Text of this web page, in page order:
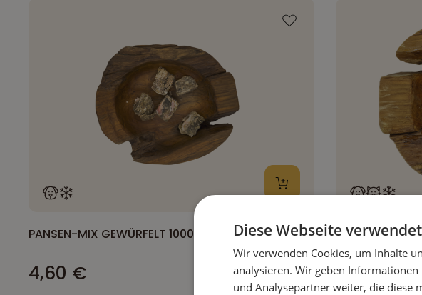
PANSEN-MIX GEWÜRFELT 1000G
4,60 €
RINDMENÜ DER
5,70 €
Diese Webseite
Wir verwenden Cookies, um Inhalte
analysieren. Wir geben
und Analysepartner weiter, die diese